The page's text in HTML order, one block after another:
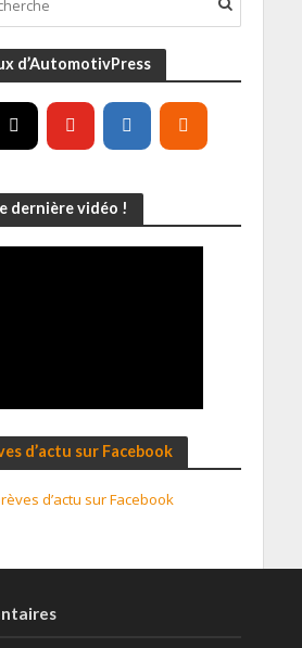
d’AutomotivPress
dernière vidéo !
d’actu sur Facebook
d’actu sur Facebook